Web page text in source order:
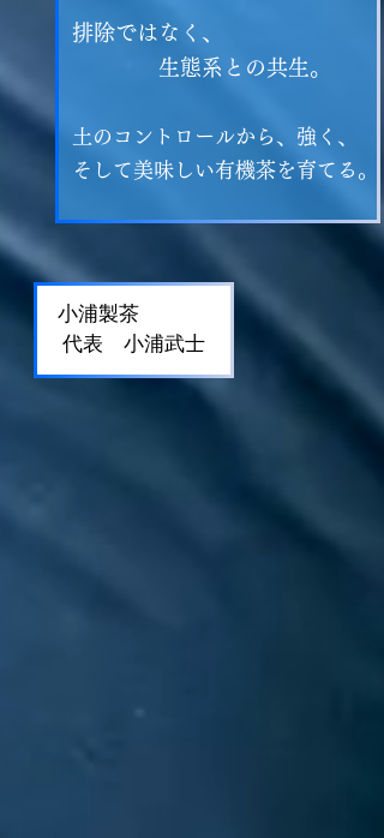
小浦製茶
​ 代表 小浦武士
排除ではなく、
​ 生態系との共生。
土のコントロールから、強く、
そして美味しい有機茶を育てる。